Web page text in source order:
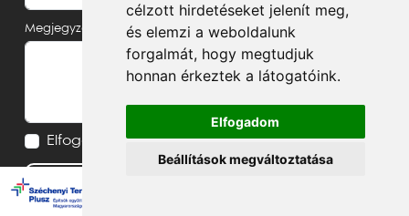
célzott hirdetéseket jelenít meg,
és elemzi a weboldalunk
forgalmát, hogy megtudjuk
honnan érkeztek a látogatóink.
Elfogadom
Beállítások megváltoztatása
Megjegyzés, üzenet
Elfogadom azAdatvédelmi tájékoztatót